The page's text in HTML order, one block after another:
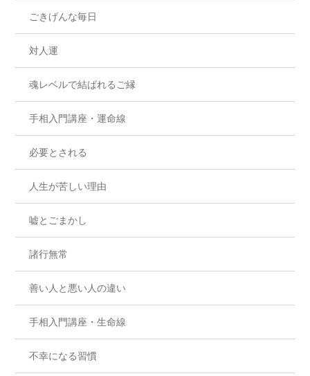
ごきげんな毎日
対人運
魂レベルで結ばれるご縁
手相入門講座・運命線
必要とされる
人生が苦しい理由
嘘とごまかし
諸行無常
善い人と悪い人の違い
手相入門講座・生命線
不幸になる習慣